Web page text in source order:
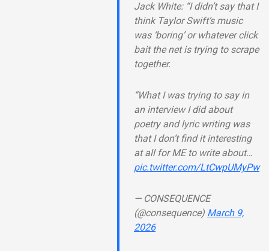
Jack White: “I didn’t say that I
think Taylor Swift’s music
was ‘boring’ or whatever click
bait the net is trying to scrape
together.
“What I was trying to say in
an interview I did about
poetry and lyric writing was
that I don’t find it interesting
at all for ME to write about…
pic.twitter.com/LtCwpUMyPw
— CONSEQUENCE
(@consequence) March 9,
2026